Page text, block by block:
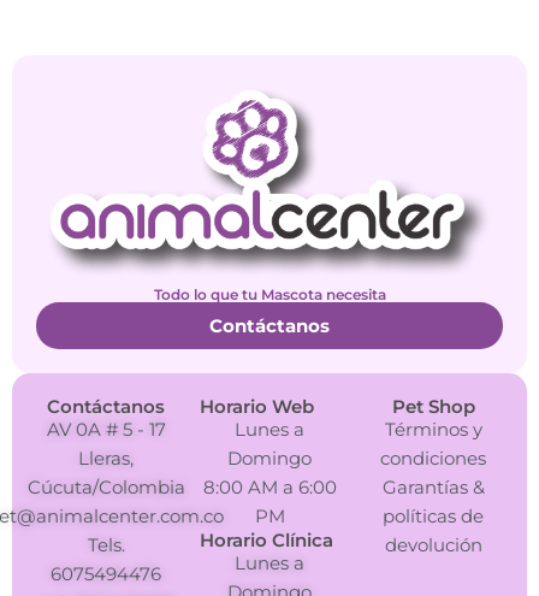
Todo lo que tu Mascota necesita
Contáctanos
Contáctanos
AV 0A # 5 - 17
Lleras,
Cúcuta/Colombia
Tels.
6075494476
Horario Web
Lunes a
Domingo
8:00 AM a 6:00
PM
Horario Clínica
Lunes a
Pet Shop
Términos y
condiciones
Garantías &
políticas de
devolución